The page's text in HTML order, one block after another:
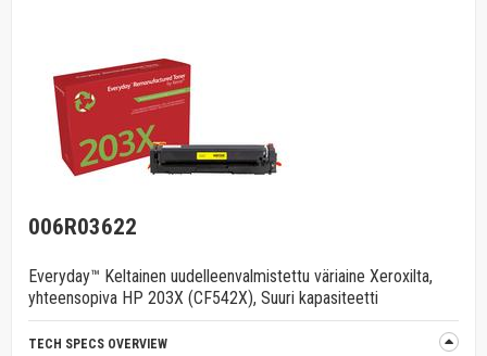
006R03622
Everyday™ Keltainen uudelleenvalmistettu väriaine Xeroxilta,
yhteensopiva HP 203X (CF542X), Suuri kapasiteetti
TECH SPECS OVERVIEW